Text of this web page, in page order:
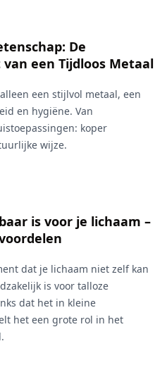
De
een Tijdloos Metaal
een stijlvol metaal, een
en hygiëne. Van
koper
wijze.
is voor je lichaam –
dat je lichaam niet zelf kan
is voor talloze
dat het in kleine
het een grote rol in het